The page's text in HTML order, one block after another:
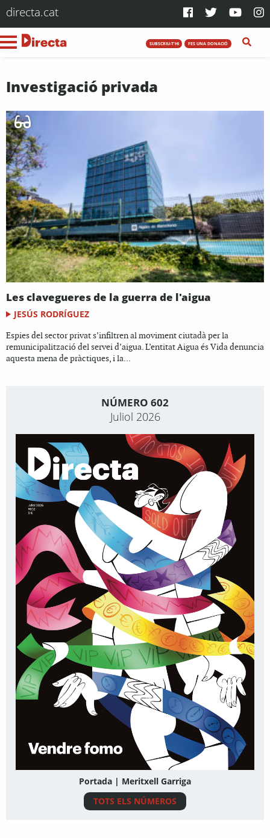
directa.cat
SUBSCRIU-T'HI FES UNA DONACIÓ
Investigació privada
Les clavegueres de la guerra de l'aigua
JESÚS RODRÍGUEZ
Espies del sector privat s’infiltren al moviment ciutadà per la
remunicipalització del servei d’aigua. L’entitat Aigua és Vida denuncia
aquesta mena de pràctiques, i la...
NÚMERO 602
Juliol 2026
Portada | Meritxell Garriga
TOTS ELS NÚMEROS